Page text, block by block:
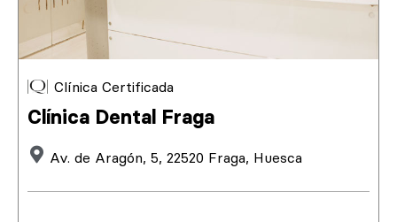
Clínica Certificada
Clínica Dental Fraga
Av. de Aragón, 5, 22520 Fraga, Huesca